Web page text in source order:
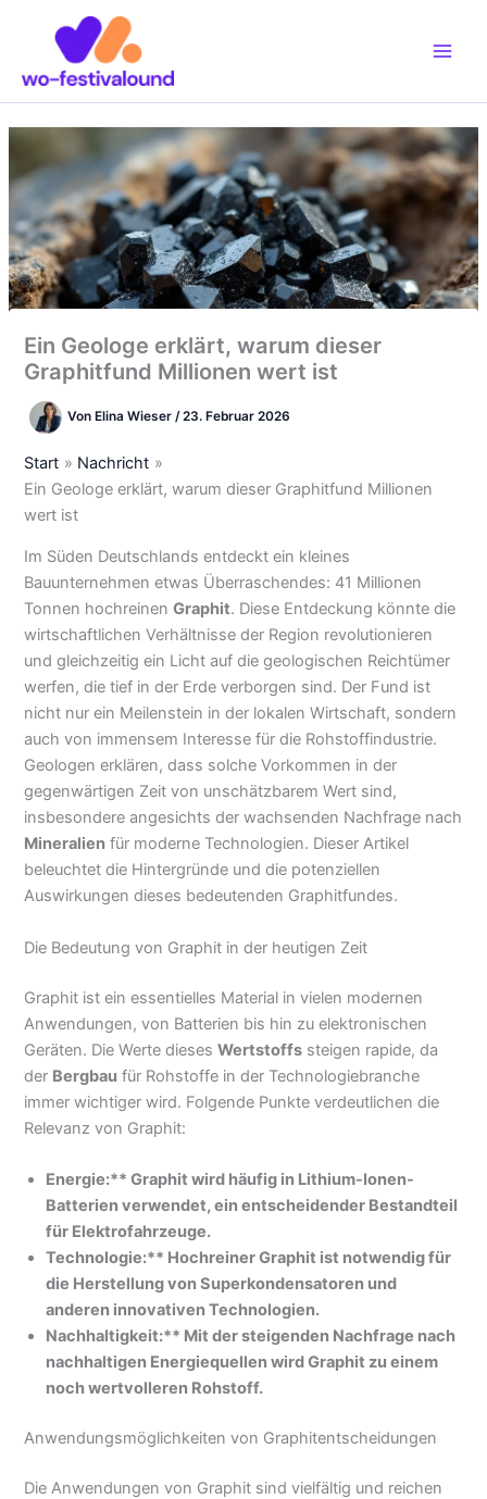
Ein Geologe erklärt, warum dieser
Graphitfund Millionen wert ist
Von Elina Wieser/23. Februar 2026
Start
Nachricht
Ein Geologe erklärt, warum dieser Graphitfund Millionen
wert ist
Im Süden Deutschlands entdeckt ein kleines
Bauunternehmen etwas Überraschendes: 41 Millionen
Tonnen hochreinenGraphit. Diese Entdeckung könnte die
wirtschaftlichen Verhältnisse der Region revolutionieren
und gleichzeitig ein Licht auf die geologischen Reichtümer
werfen, die tief in der Erde verborgen sind. Der Fund ist
nicht nur ein Meilenstein in der lokalen Wirtschaft, sondern
auch von immensem Interesse für die Rohstoffindustrie.
Geologen erklären, dass solche Vorkommen in der
gegenwärtigen Zeit von unschätzbarem Wert sind,
insbesondere angesichts der wachsenden Nachfrage nach
Mineralien für moderne Technologien. Dieser Artikel
beleuchtet die Hintergründe und die potenziellen
Auswirkungen dieses bedeutenden Graphitfundes.
Die Bedeutung von Graphit in der heutigen Zeit
Graphit ist ein essentielles Material in vielen modernen
Anwendungen, von Batterien bis hin zu elektronischen
Geräten. Die Werte diesesWertstoffs steigen rapide, da
der Bergbau für Rohstoffe in der Technologiebranche
immer wichtiger wird. Folgende Punkte verdeutlichen die
Relevanz von Graphit:
Energie:** Graphit wird häufig in Lithium-Ionen-
Batterien verwendet, ein entscheidender Bestandteil
für Elektrofahrzeuge.
Technologie:** Hochreiner Graphit ist notwendig für
die Herstellung von Superkondensatoren und
anderen innovativen Technologien.
Nachhaltigkeit:** Mit der steigenden Nachfrage nach
nachhaltigen Energiequellen wird Graphit zu einem
noch wertvolleren Rohstoff.
Anwendungsmöglichkeiten von Graphitentscheidungen
Die Anwendungen von Graphit sind vielfältig und reichen